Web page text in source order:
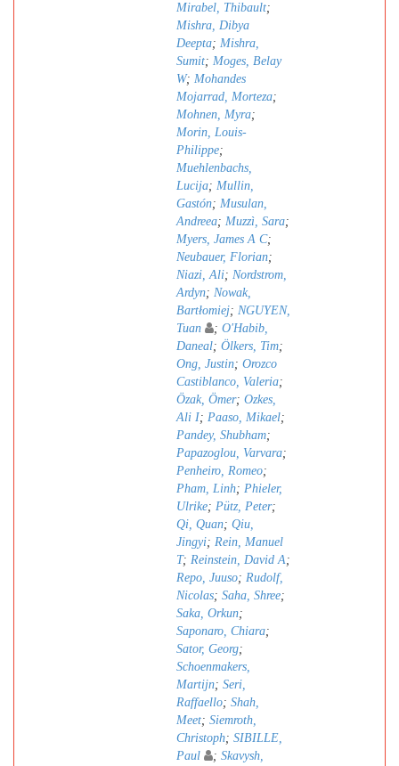
Mirabel, Thibault;
Mishra, Dibya
Deepta; Mishra,
Sumit; Moges, Belay
W; Mohandes
Mojarrad, Morteza;
Mohnen, Myra;
Morin, Louis-
Philippe;
Muehlenbachs,
Lucija; Mullin,
Gastón; Musulan,
Andreea; Muzzì, Sara;
Myers, James A C;
Neubauer, Florian;
Niazi, Ali; Nordstrom,
Ardyn; Nowak,
Bartłomiej; NGUYEN,
Tuan
; O'Habib,
Daneal; Ölkers, Tim;
Ong, Justin; Orozco
Castiblanco, Valeria;
Özak, Ömer; Ozkes,
Ali I; Paaso, Mikael;
Pandey, Shubham;
Papazoglou, Varvara;
Penheiro, Romeo;
Pham, Linh; Phieler,
Ulrike; Pütz, Peter;
Qi, Quan; Qiu,
Jingyi; Rein, Manuel
T; Reinstein, David A;
Repo, Juuso; Rudolf,
Nicolas; Saha, Shree;
Saka, Orkun;
Saponaro, Chiara;
Sator, Georg;
Schoenmakers,
Martijn; Seri,
Raffaello; Shah,
Meet; Siemroth,
Christoph; SIBILLE,
Paul
; Skavysh,